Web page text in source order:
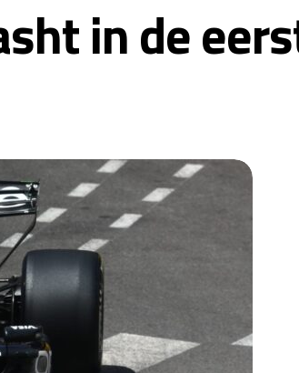
in de